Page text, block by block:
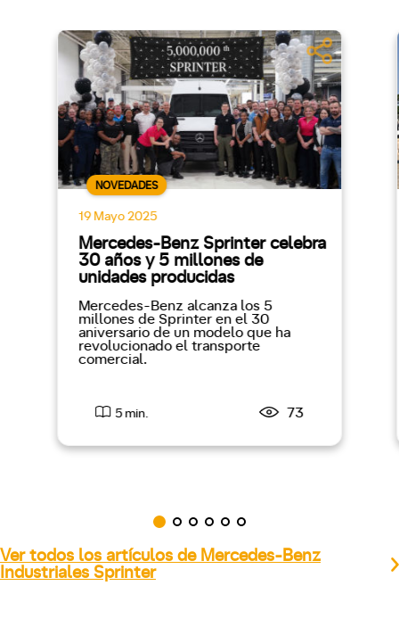
NOVEDADES
19 Mayo 2025
Mercedes-Benz Sprinter celebra
30 años y 5 millones de
unidades producidas
Mercedes-Benz alcanza los 5
millones de Sprinter en el 30
aniversario de un modelo que ha
revolucionado el transporte
comercial.
5 min. 73
Ver todos los artículos de Mercedes-Benz
Industriales Sprinter